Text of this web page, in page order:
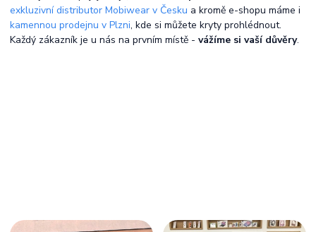
exkluzivní distributor Mobiwear v Česku a kromě e-shopu máme i
kamennou prodejnu v Plzni, kde si můžete kryty prohlédnout.
Každý zákazník je u nás na prvním místě - vážíme si vaší důvěry.